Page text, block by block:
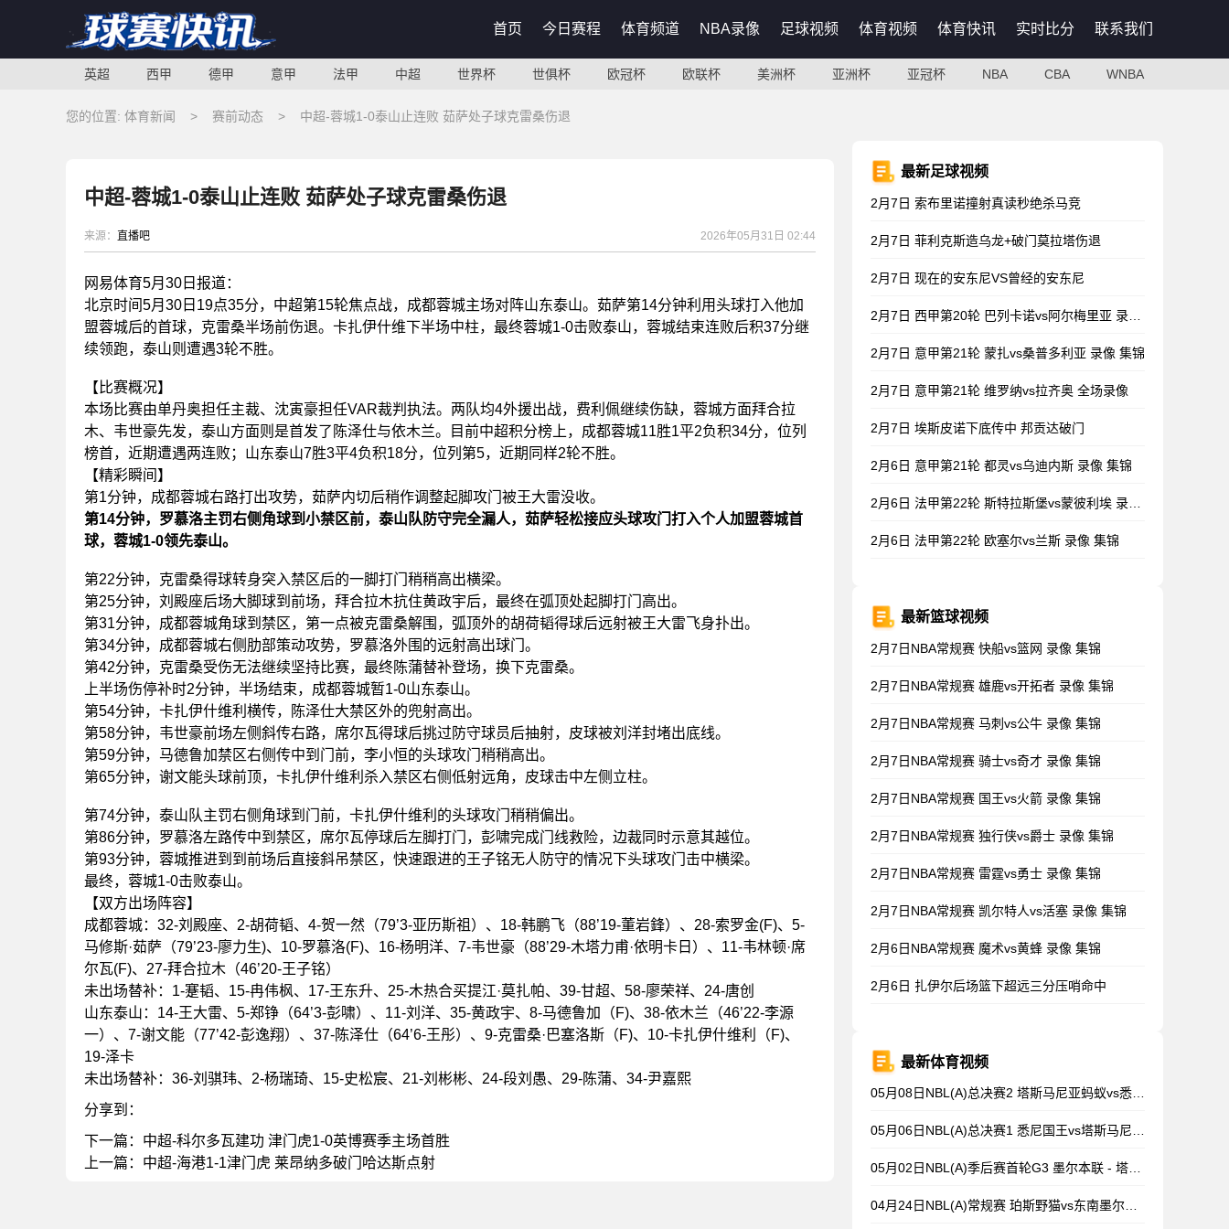
首页 今日赛程 体育频道 NBA录像 足球视频 体育视频 体育快讯 实时比分 联系我们
英超 西甲 德甲 意甲 法甲 中超 世界杯 世俱杯 欧冠杯 欧联杯 美洲杯 亚洲杯 亚冠杯 NBA CBA WNBA
您的位置: 体育新闻 > 赛前动态 > 中超-蓉城1-0泰山止连败 茹萨处子球克雷桑伤退
中超-蓉城1-0泰山止连败 茹萨处子球克雷桑伤退
来源： 直播吧 2026年05月31日 02:44
网易体育5月30日报道：
北京时间5月30日19点35分，中超第15轮焦点战，成都蓉城主场对阵山东泰山。 茹萨第14分钟利用头球打入他加
盟蓉城后的首球， 克雷桑半场前伤退。卡扎伊什维下半场中柱，最终蓉城1-0击败泰山，蓉城结束连败后积37分继
续领跑，泰山则遭遇3轮不胜。
【比赛概况】
本场比赛由单丹奥担任主裁、沈寅豪担任VAR裁判执法。两队均4外援出战，费利佩继续伤缺，蓉城方面拜合拉
木、 韦世豪先发，泰山方面则是首发了陈泽仕与依木兰。目前中超积分榜上，成都蓉城11胜1平2负积34分，位列
榜首，近期遭遇两连败；山东泰山7胜3平4负积18分，位列第5，近期同样2轮不胜。
【精彩瞬间】
第1分钟，成都蓉城右路打出攻势，茹萨内切后稍作调整起脚攻门被王大雷没收。
第14分钟，罗慕洛主罚右侧角球到小禁区前，泰山队防守完全漏人，茹萨轻松接应头球攻门打入个人加盟蓉城首
球，蓉城1-0领先泰山。
第22分钟，克雷桑得球转身突入禁区后的一脚打门稍稍高出横梁。
第25分钟，刘殿座后场大脚球到前场，拜合拉木抗住黄政宇后，最终在弧顶处起脚打门高出。
第31分钟，成都蓉城角球到禁区，第一点被克雷桑解围，弧顶外的胡荷韬得球后远射被王大雷飞身扑出。
第34分钟，成都蓉城右侧肋部策动攻势，罗慕洛外围的远射高出球门。
第42分钟，克雷桑受伤无法继续坚持比赛，最终陈蒲替补登场，换下克雷桑。
上半场伤停补时2分钟，半场结束，成都蓉城暂1-0山东泰山。
第54分钟，卡扎伊什维利横传，陈泽仕大禁区外的兜射高出。
第58分钟，韦世豪前场左侧斜传右路，席尔瓦得球后挑过防守球员后抽射，皮球被刘洋封堵出底线。
第59分钟，马德鲁加禁区右侧传中到门前，李小恒的头球攻门稍稍高出。
第65分钟，谢文能头球前顶，卡扎伊什维利杀入禁区右侧低射远角，皮球击中左侧立柱。
第74分钟，泰山队主罚右侧角球到门前，卡扎伊什维利的头球攻门稍稍偏出。
第86分钟，罗慕洛左路传中到禁区，席尔瓦停球后左脚打门，彭啸完成门线救险，边裁同时示意其越位。
第93分钟，蓉城推进到到前场后直接斜吊禁区，快速跟进的王子铭无人防守的情况下头球攻门击中横梁。
最终，蓉城1-0击败泰山。
【双方出场阵容】
成都蓉城：32-刘殿座、2-胡荷韬、4-贺一然（79’3-亚历斯祖）、18-韩鹏飞（88’19-董岩鋒）、28-索罗金(F)、5-
马修斯·茹萨（79’23-廖力生)、10-罗慕洛(F)、16-杨明洋、7-韦世豪（88’29-木塔力甫·依明卡日）、11-韦林顿·席
尔瓦(F)、27-拜合拉木（46’20-王子铭）
未出场替补：1-蹇韬、15-冉伟枫、17-王东升、25-木热合买提江·莫扎帕、39-甘超、58-廖荣祥、24-唐创
山东泰山：14-王大雷、5-郑铮（64’3-彭啸）、11-刘洋、35-黄政宇、8-马德鲁加（F)、38-依木兰（46’22-李源
一）、7-谢文能（77’42-彭逸翔）、37-陈泽仕（64’6-王彤）、9-克雷桑·巴塞洛斯（F)、10-卡扎伊什维利（F)、
19-泽卡
未出场替补：36-刘骐玮、2-杨瑞琦、15-史松宸、21-刘彬彬、24-段刘愚、29-陈蒲、34-尹嘉熙
分享到：
下一篇： 中超-科尔多瓦建功 津门虎1-0英博赛季主场首胜
上一篇： 中超-海港1-1津门虎 莱昂纳多破门哈达斯点射
最新足球视频
2月7日 索布里诺撞射真读秒绝杀马竞
2月7日 菲利克斯造乌龙+破门莫拉塔伤退
2月7日 现在的安东尼VS曾经的安东尼
2月7日 意甲第21轮 蒙扎vs桑普多利亚 录像 集锦
2月7日 意甲第21轮 维罗纳vs拉齐奥 全场录像
2月7日 埃斯皮诺下底传中 邦贡达破门
2月6日 意甲第21轮 都灵vs乌迪内斯 录像 集锦
2月6日 法甲第22轮 欧塞尔vs兰斯 录像 集锦
最新篮球视频
2月7日NBA常规赛 快船vs篮网 录像 集锦
2月7日NBA常规赛 雄鹿vs开拓者 录像 集锦
2月7日NBA常规赛 马刺vs公牛 录像 集锦
2月7日NBA常规赛 骑士vs奇才 录像 集锦
2月7日NBA常规赛 国王vs火箭 录像 集锦
2月7日NBA常规赛 独行侠vs爵士 录像 集锦
2月7日NBA常规赛 雷霆vs勇士 录像 集锦
2月7日NBA常规赛 凯尔特人vs活塞 录像 集锦
2月6日NBA常规赛 魔术vs黄蜂 录像 集锦
2月6日 扎伊尔后场篮下超远三分压哨命中
最新体育视频
05月08日NBL(A)总决赛2 塔斯马尼亚蚂蚁vs悉尼国王 录像
05月06日NBL(A)总决赛1 悉尼国王vs塔斯马尼亚蚂蚁 全场录像
05月02日NBL(A)季后赛首轮G3 墨尔本联 - 塔斯马尼亚蚂蚁 录像集锦
04月24日NBL(A)常规赛 珀斯野猫vs东南墨尔本凤凰 录像